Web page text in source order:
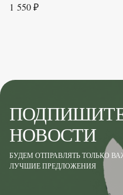
1 550 ₽
НОВОСТИ
БУДЕМ ОТПРАВЛЯТЬ ТОЛЬКО
ЛУЧШИЕ ПРЕДЛОЖЕНИЯ